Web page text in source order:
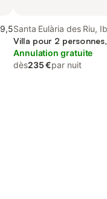
9,5Santa Eulària des Riu,
Villa pour 2
Annulation gratuite
dès235 €par nuit